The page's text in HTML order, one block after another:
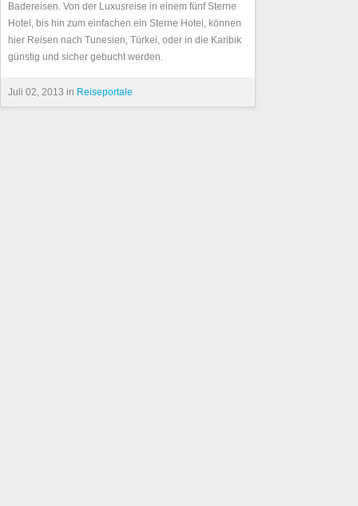
Badereisen. Von der Luxusreise in einem fünf Sterne
Hotel, bis hin zum einfachen ein Sterne Hotel, können
hier Reisen nach Tunesien, Türkei, oder in die Karibik
günstig und sicher gebucht werden.
Juli 02, 2013 in Reiseportale